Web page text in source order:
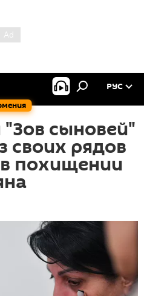
РУС
сыновей"
своих рядов
похищении